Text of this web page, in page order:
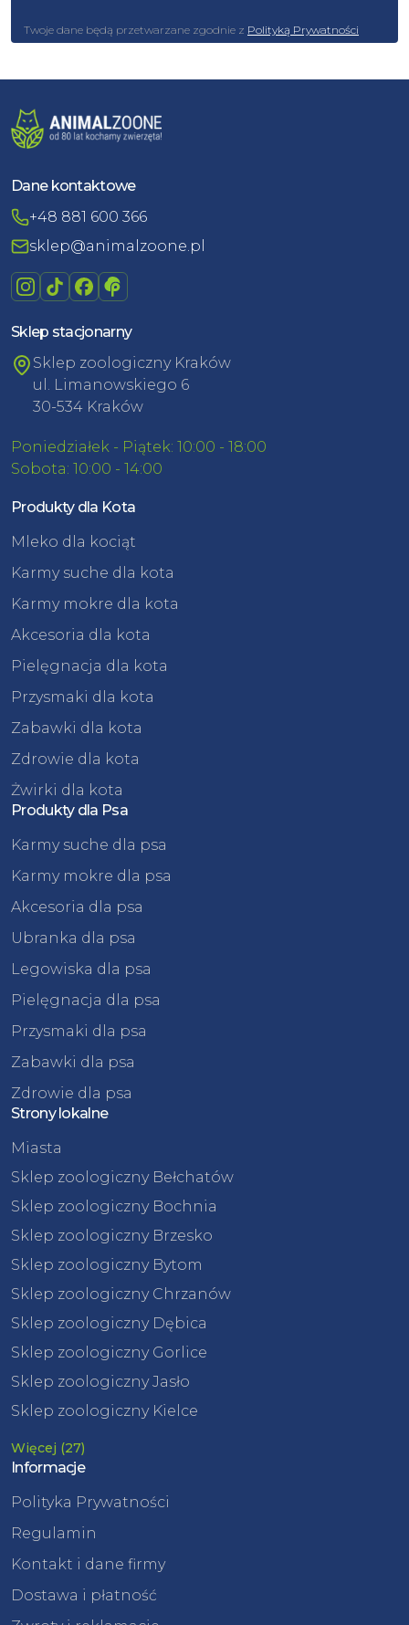
Twoje dane będą przetwarzane zgodnie z Polityką Prywatności
Dane kontaktowe
+48 881 600 366
sklep@animalzoone.pl
Sklep stacjonarny
Sklep zoologiczny Kraków
ul. Limanowskiego 6
30-534 Kraków
Poniedziałek - Piątek: 10:00 - 18:00
Sobota: 10:00 - 14:00
Produkty dla Kota
Mleko dla kociąt
Karmy suche dla kota
Karmy mokre dla kota
Akcesoria dla kota
Pielęgnacja dla kota
Przysmaki dla kota
Zabawki dla kota
Zdrowie dla kota
Żwirki dla kota
Produkty dla Psa
Karmy suche dla psa
Karmy mokre dla psa
Akcesoria dla psa
Ubranka dla psa
Legowiska dla psa
Pielęgnacja dla psa
Przysmaki dla psa
Zabawki dla psa
Zdrowie dla psa
Strony lokalne
Miasta
Sklep zoologiczny Bełchatów
Sklep zoologiczny Bochnia
Sklep zoologiczny Brzesko
Sklep zoologiczny Bytom
Sklep zoologiczny Chrzanów
Sklep zoologiczny Dębica
Sklep zoologiczny Gorlice
Sklep zoologiczny Jasło
Sklep zoologiczny Kielce
Więcej (27)
Informacje
Polityka Prywatności
Regulamin
Kontakt i dane firmy
Dostawa i płatność